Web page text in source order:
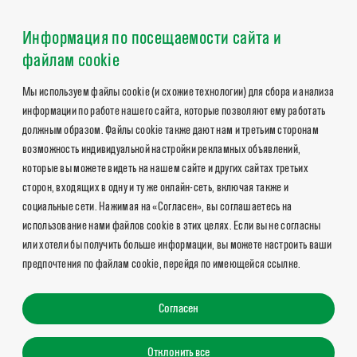
Информация по посещаемости сайта и
файлам cookie
Мы используем файлы cookie (и схожие технологии) для сбора и анализа
информации по работе нашего сайта, которые позволяют ему работать
должным образом. Файлы cookie также дают нам и третьим сторонам
возможность индивидуальной настройки рекламных объявлений,
которые вы можете видеть на нашем сайте и других сайтах третьих
сторон, входящих в одну и ту же онлайн-сеть, включая также и
социальные сети. Нажимая на «Согласен», вы соглашаетесь на
использование нами файлов cookie в этих целях. Если вы не согласны
или хотели бы получить больше информации, вы можете настроить ваши
предпочтения по файлам cookie, перейдя по имеющейся ссылке.
Согласен
Отклонить все